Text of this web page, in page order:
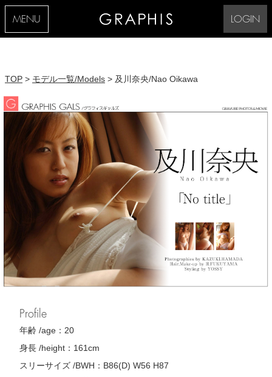
MENU LOGIN
TOP > モデル一覧/Models > 及川奈央/Nao Oikawa
Profile
年齢 /age： 20
身長 /height： 161cm
スリーサイズ /BWH： B86(D) W56 H87